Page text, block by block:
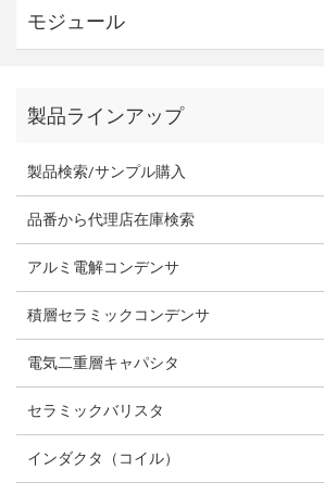
モジュール
製品ラインアップ
製品検索/サンプル購入
品番から代理店在庫検索
アルミ電解コンデンサ
積層セラミックコンデンサ
電気二重層キャパシタ
セラミックバリスタ
インダクタ（コイル）